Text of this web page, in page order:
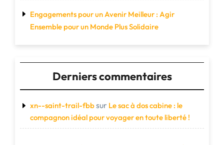
Engagements pour un Avenir Meilleur : Agir
Ensemble pour un Monde Plus Solidaire
Derniers commentaires
xn--saint-trail-fbbsur Le sac à dos cabine : le
compagnon idéal pour voyager en toute liberté !